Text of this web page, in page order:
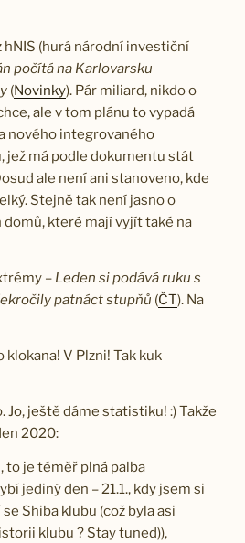
hNIS (hurá národní investiční
počítá na Karlovarsku
(Novinky). Pár miliard, nikdo o
ale v tom plánu to vypadá
nového integrovaného
jež má podle dokumentu stát
ale není ani stanoveno, kde
Stejně tak není jasno o
které mají vyjít také na
– Leden si podává ruku s
patnáct stupňů (ČT). Na
V Plzni! Tak kuk
Jo, ještě dáme statistiku! :) Takže
2020:
to je téměř plná palba
jediný den – 21.1., kdy jsem si
Shiba klubu (což byla asi
klubu ? Stay tuned)),